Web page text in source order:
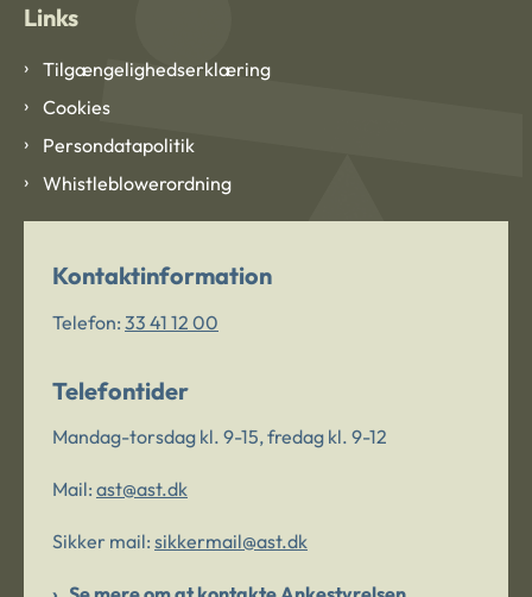
Links
Tilgængelighedserklæring
Cookies
Persondatapolitik
Whistleblowerordning
Kontaktinformation
Telefon: 33 41 12 00
Telefontider
Mandag-torsdag kl. 9-15, fredag kl. 9-12
Mail: ast@ast.dk
Sikker mail: sikkermail@ast.dk